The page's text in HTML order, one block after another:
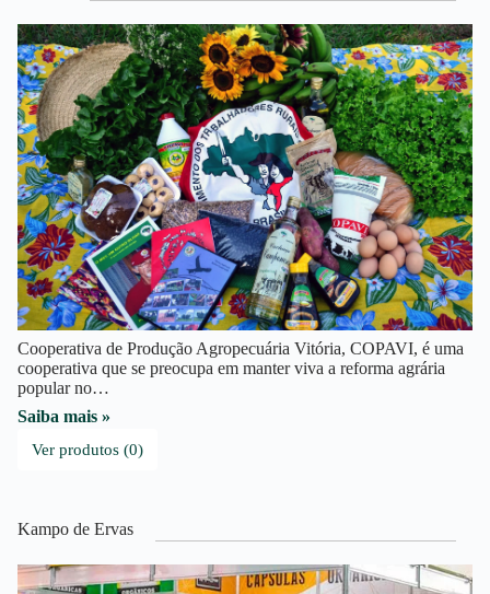
Cooperativa de Produção Agropecuária Vitória, COPAVI, é uma
cooperativa que se preocupa em manter viva a reforma agrária
popular no…
Saiba mais »
Ver produtos (0)
Kampo de Ervas